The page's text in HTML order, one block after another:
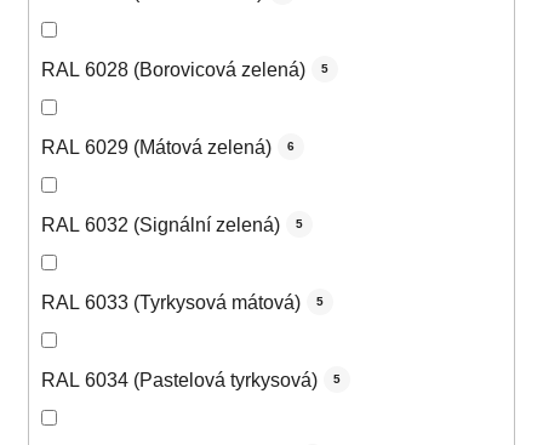
RAL 6028 (Borovicová zelená) 5
RAL 6029 (Mátová zelená) 6
RAL 6032 (Signální zelená) 5
RAL 6033 (Tyrkysová mátová) 5
RAL 6034 (Pastelová tyrkysová) 5